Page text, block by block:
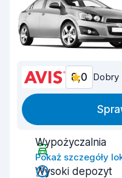
8,0 Dobry
Wypożyczalnia
Pokaż szczegóły
Wysoki depozyt